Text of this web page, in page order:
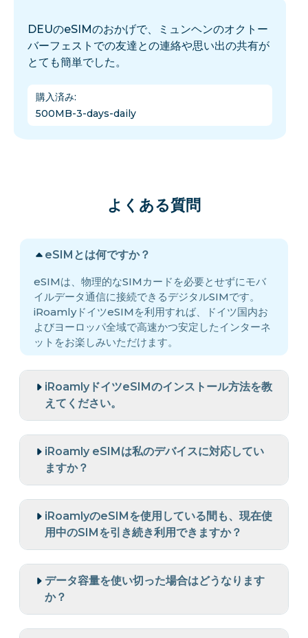
DEUのeSIMのおかげで、ミュンヘンのオクトー
バーフェストでの友達との連絡や思い出の共有が
とても簡単でした。
購入済み:
500MB-3-days-daily
よくある質問
eSIMとは何ですか？
eSIMは、物理的なSIMカードを必要とせずにモバ
イルデータ通信に接続できるデジタルSIMです。
iRoamlyドイツeSIMを利用すれば、ドイツ国内お
よびヨーロッパ全域で高速かつ安定したインターネ
ットをお楽しみいただけます。
iRoamlyドイツeSIMのインストール方法を教
えてください。
iRoamly eSIMは私のデバイスに対応してい
ますか？
iRoamlyのeSIMを使用している間も、現在使
用中のSIMを引き続き利用できますか？
データ容量を使い切った場合はどうなります
か？